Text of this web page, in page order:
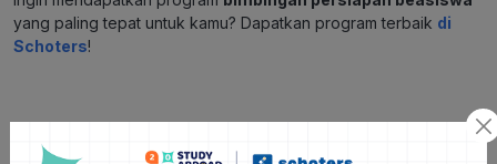
yang paling tepat untuk kamu? Dapatkan program terbaik di
Schoters!